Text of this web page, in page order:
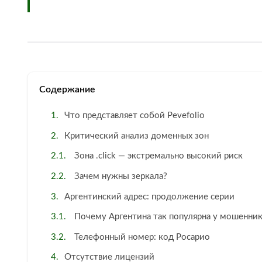
Содержание
Что представляет собой Pevefolio
Критический анализ доменных зон
Зона .click — экстремально высокий риск
Зачем нужны зеркала?
Аргентинский адрес: продолжение серии
Почему Аргентина так популярна у
Телефонный номер: код Росарио
Отсутствие лицензий